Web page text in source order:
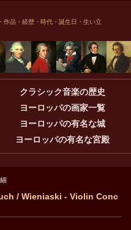
作品・経歴・時代・誕生日・生い立
クラシック音楽の歴史
ヨーロッパの画家一覧
ヨーロッパの有名な城
ヨーロッパの有名な宮殿
/ Wieniaski - Violin Conc